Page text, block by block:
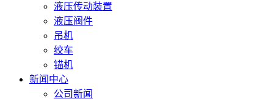
液压传动装置
液压阀件
吊机
绞车
锚机
新闻中心
公司新闻